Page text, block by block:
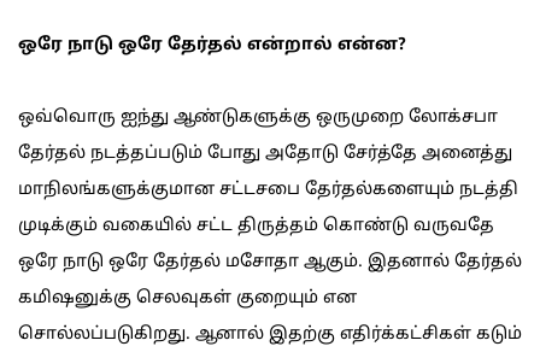
ஒரே நாடு ஒரே தேர்தல் என்றால் என்ன?
ஒவ்வொரு ஐந்து ஆண்டுகளுக்கு ஒருமுறை லோக்சபா
தேர்தல் நடத்தப்படும் போது அதோடு சேர்த்தே அனைத்து
மாநிலங்களுக்குமான சட்டசபை தேர்தல்களையும் நடத்தி
முடிக்கும் வகையில் சட்ட திருத்தம் கொண்டு வருவதே
ஒரே நாடு ஒரே தேர்தல் மசோதா ஆகும். இதனால் தேர்தல்
கமிஷனுக்கு செலவுகள் குறையும் என
சொல்லப்படுகிறது. ஆனால் இதற்கு எதிர்க்கட்சிகள் கடும்